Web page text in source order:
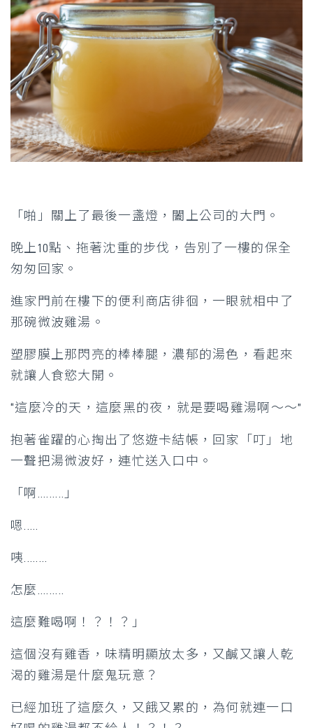
「啪」關上了最後一盞燈，闔上公司的大門。
晚上10點、拖著沈重的步伐，告別了一樓的保全
匆匆回家。
進家門前在樓下的便利商店徘徊，一眼就相中了
那碗微波雞湯。
塑膠膜上那閃亮的棒棒腿，濃郁的湯色，看起來
就讓人食慾大開。
“這麼冷的天，這麼黑的夜，就是要喝雞湯啊～～”
抱著雀躍的心掏出了悠遊卡結帳，回家「叮」地
一聲把湯微波好，連忙送入口中。
「啊.........」
嗯.....
咦........
怎麼.........
這麼難喝啊！？！？」
這個沒有雞香，味精明顯放太多，又鹹又讓人乾
渴的雞湯是什麼鬼玩意？
已經加班了這麼久，又餓又累的，為何就連一口